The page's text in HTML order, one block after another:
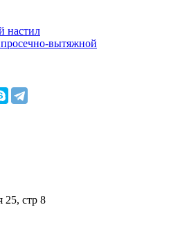
настил
вытяжной
25, стр 8